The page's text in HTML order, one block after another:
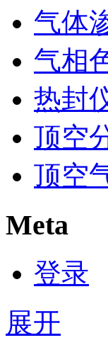
气体
气相
热封
顶空
顶空
Meta
登录
展开